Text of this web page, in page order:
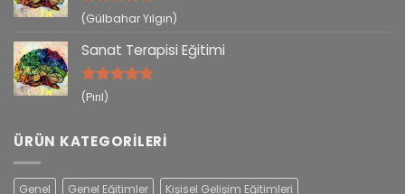
5 üzerinden
(Gülbahar Yılgın)
Sanat Terapisi Eğitimi
5 üzerinden
(Pırıl)
ÜRÜN KATEGORILERI
Genel Genel Eğitimler Kişisel Gelişim Eğitimleri